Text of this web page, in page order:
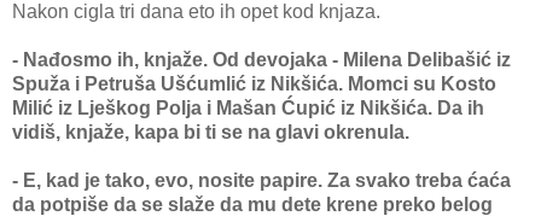
Nakon cigla tri dana eto ih opet kod knjaza.
- Nađosmo ih, knjaže. Od devojaka - Milena Delibašić iz
Spuža i Petruša Ušćumlić iz Nikšića. Momci su Kosto
Milić iz Lješkog Polja i Mašan Ćupić iz Nikšića. Da ih
vidiš, knjaže, kapa bi ti se na glavi okrenula.
- E, kad je tako, evo, nosite papire. Za svako treba ćaća
da potpiše da se slaže da mu dete krene preko belog